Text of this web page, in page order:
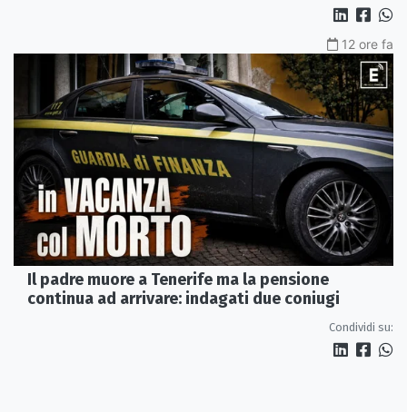
12 ore fa
Il padre muore a Tenerife ma la pensione
continua ad arrivare: indagati due coniugi
Condividi su: